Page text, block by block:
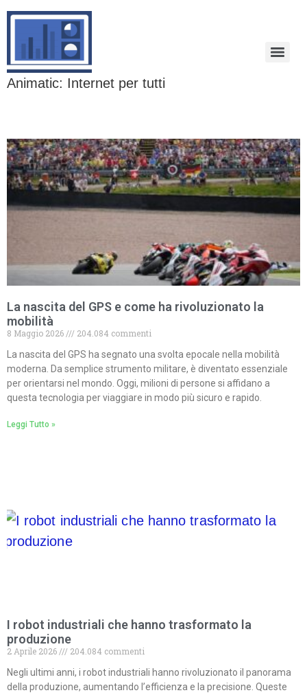
Animatic: Internet per tutti
La nascita del GPS e come ha rivoluzionato la
mobilità
8 Maggio 2026
204.084 commenti
La nascita del GPS ha segnato una svolta epocale nella mobilità
moderna. Da semplice strumento militare, è diventato essenziale
per orientarsi nel mondo. Oggi, milioni di persone si affidano a
questa tecnologia per viaggiare in modo più sicuro e rapido.
Leggi Tutto »
I robot industriali che hanno trasformato la
produzione
2 Aprile 2026
204.084 commenti
Negli ultimi anni, i robot industriali hanno rivoluzionato il panorama
della produzione, aumentando l’efficienza e la precisione. Queste